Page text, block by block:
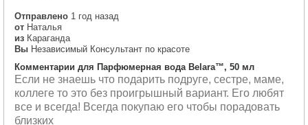
Отправлено 1 год назад
от Наталья
из Караганда
Вы Независимый Консультант по красоте
Комментарии для Парфюмерная вода Belara™, 50 мл
Если не знаешь что подарить подруге, сестре, маме,
коллеге то это без проигрышный вариант. Его любят
все и всегда! Всегда покупаю его чтобы порадовать
близких